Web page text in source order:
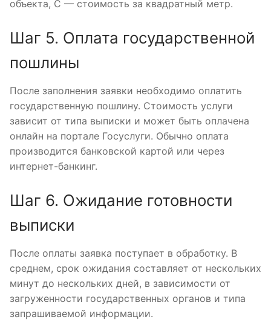
объекта, C — стоимость за квадратный метр.
Шаг 5. Оплата государственной
пошлины
После заполнения заявки необходимо оплатить
государственную пошлину. Стоимость услуги
зависит от типа выписки и может быть оплачена
онлайн на портале Госуслуги. Обычно оплата
производится банковской картой или через
интернет-банкинг.
Шаг 6. Ожидание готовности
выписки
После оплаты заявка поступает в обработку. В
среднем, срок ожидания составляет от нескольких
минут до нескольких дней, в зависимости от
загруженности государственных органов и типа
запрашиваемой информации.